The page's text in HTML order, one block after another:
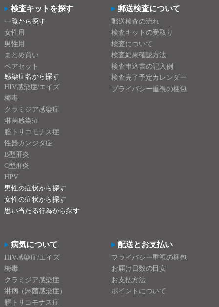
検査キットを探す
一覧から探す
女性用
男性用
まとめ買い
ペアセット
感染症名から探す
HIV感染症/エイズ
梅毒
クラミジア感染症
淋菌感染症
膣トリコモナス症
性器カンジダ症
B型肝炎
C型肝炎
HPV
男性の症状から探す
女性の症状から探す
思い当たる行為から探す
郵送検査について
郵送検査の流れ
検査キットの受取り
検査について
検査結果確認方法
検査申込書の記入例
検査完了予定カレンダー
プライバシー重視の梱包
病気について
HIV感染症/エイズ
梅毒
クラミジア感染症
淋病（淋菌感染症）
膣トリコモナス症
配送とお支払い
プライバシー重視の梱包
お届け日数の目安
お支払方法
ポイントについて